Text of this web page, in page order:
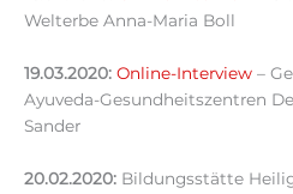
Welterbe Anna-Maria Boll
19.03.2020: Online-Interview –
Ayuveda-Gesundheitszentren
Sander
20.02.2020: Bildungsstätte